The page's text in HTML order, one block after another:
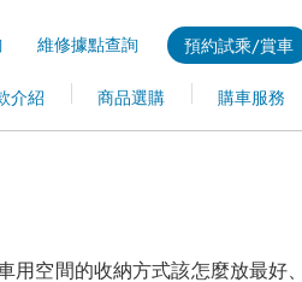
空間的收納方式該怎麼放最好
預約試乘/賞車
維修據點查詢
購車服務
商品選購
介紹